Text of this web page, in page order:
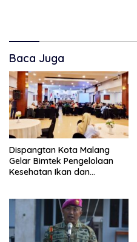
Baca Juga
Dispangtan Kota Malang
Gelar Bimtek Pengelolaan
Kesehatan Ikan dan